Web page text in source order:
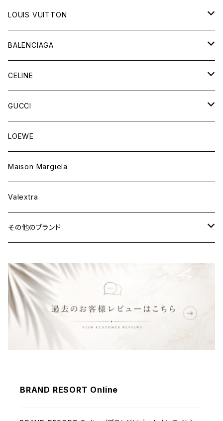
LOUIS VUITTON
バッグ
財布&小物
ウェア
BALENCIAGA
バッグ
財布&小物
ウェア
CELINE
バッグ
財布&小物
ウェア
GUCCI
バッグ
財布&小物
ウェア
LOEWE
Maison Margiela
Valextra
その他のブランド
財布&小物
ウェア
BRAND RESORT Online